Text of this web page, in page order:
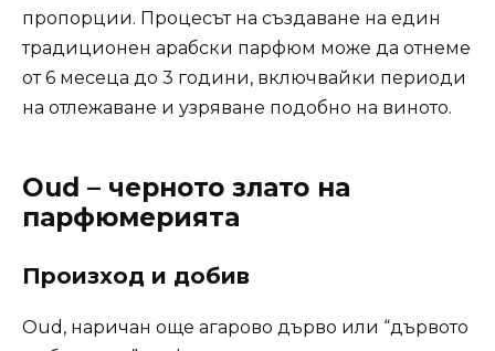
пропорции. Процесът на създаване на един
традиционен арабски парфюм може да отнеме
от 6 месеца до 3 години, включвайки периоди
на отлежаване и узряване подобно на виното.
Oud – черното злато на
парфюмерията
Произход и добив
Oud, наричан още агарово дърво или “дървото